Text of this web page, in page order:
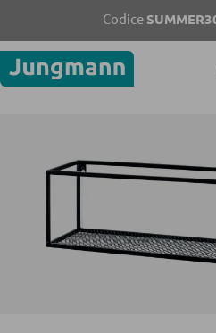
CodiceSUMMER30
FILTRA PER STANZA